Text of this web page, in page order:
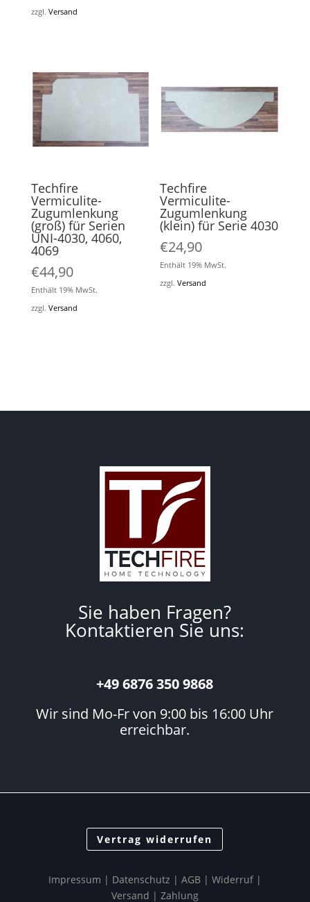
zzgl. Versand
Techfire
Vermiculite-
Zugumlenkung
(groß) für Serien
UNI-4030, 4060,
4069
€44,90
Enthält 19% MwSt.
zzgl. Versand
Techfire
Vermiculite-
Zugumlenkung
(klein) für Serie 4030
€24,90
Enthält 19% MwSt.
zzgl.Versand
Sie haben Fragen?
Kontaktieren Sie uns:
+49 6876 350 9868
Wir sind Mo-Fr von 9:00 bis 16:00 Uhr
erreichbar.
Vertrag widerrufen
Impressum | Datenschutz | AGB | Widerruf|
Versand | Zahlung